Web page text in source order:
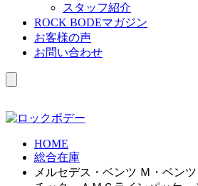
スタッフ紹介
ROCK BODEマガジン
お客様の声
お問い合わせ
HOME
総合在庫
メルセデス・ベンツ Ｍ・ベン